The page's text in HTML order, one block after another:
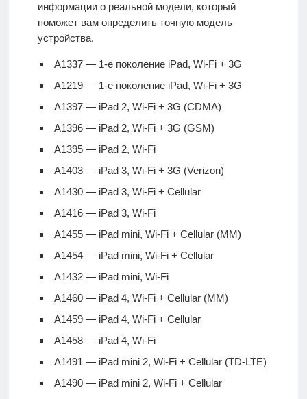
информации о реальной модели, который
поможет вам определить точную модель
устройства.
A1337 — 1-е поколение iPad, Wi-Fi + 3G
A1219 — 1-е поколение iPad, Wi-Fi + 3G
A1397 — iPad 2, Wi-Fi + 3G (CDMA)
A1396 — iPad 2, Wi-Fi + 3G (GSM)
A1395 — iPad 2, Wi-Fi
A1403 — iPad 3, Wi-Fi + 3G (Verizon)
A1430 — iPad 3, Wi-Fi + Cellular
A1416 — iPad 3, Wi-Fi
A1455 — iPad mini, Wi-Fi + Cellular (MM)
A1454 — iPad mini, Wi-Fi + Cellular
A1432 — iPad mini, Wi-Fi
A1460 — iPad 4, Wi-Fi + Cellular (MM)
A1459 — iPad 4, Wi-Fi + Cellular
A1458 — iPad 4, Wi-Fi
A1491 — iPad mini 2, Wi-Fi + Cellular (TD-LTE)
A1490 — iPad mini 2, Wi-Fi + Cellular